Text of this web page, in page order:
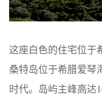
这座白色的住宅位于
桑特岛位于希腊爱琴
时代。岛屿主峰高达